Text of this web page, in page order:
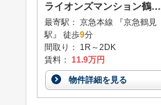
ライオンズマンション鶴見中央
最寄駅： 京急本線 『京急鶴見
駅』 徒歩9分
間取り： 1R～2DK
賃料： 11.9万円
物件詳細を見る